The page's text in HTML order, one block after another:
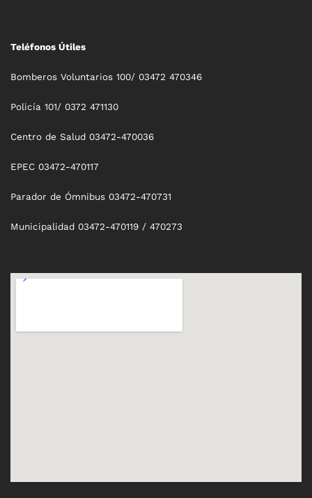
Teléfonos Útiles
Bomberos Voluntarios 100/ 03472 470346
Policía 101/ 0372 471130
Centro de Salud 03472-470036
EPEC 03472-470117
Parador de Ómnibus 03472-470731
Municipalidad 03472-470119 / 470273